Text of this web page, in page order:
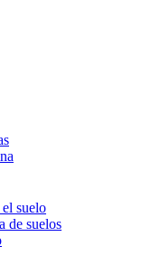
suelo
de suelos